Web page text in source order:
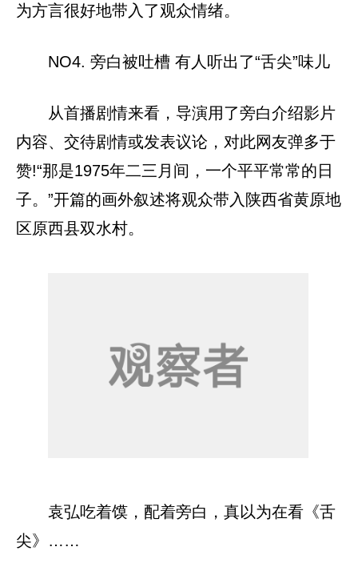
为方言很好地带入了观众情绪。
NO4. 旁白被吐槽 有人听出了“舌尖”味儿
从首播剧情来看，导演用了旁白介绍影片
内容、交待剧情或发表议论，对此网友弹多于
赞!“那是1975年二三月间，一个平平常常的日
子。”开篇的画外叙述将观众带入陕西省黄原地
区原西县双水村。
袁弘吃着馍，配着旁白，真以为在看《舌
尖》……